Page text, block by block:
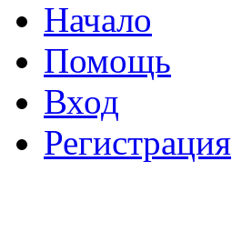
Начало
Помощь
Вход
Регистрация